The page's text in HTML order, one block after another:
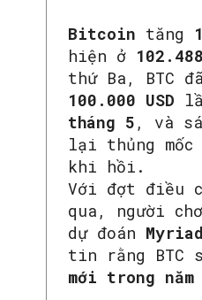
Bitcoin tăng
hiện ở
thứ Ba, BTC đã
100.000 USD
tháng 5 , và
lại thủng mốc
khi hồi.
Với đợt điều
qua, người
dự đoán Myriad
tin rằng BTC
mới trong năm